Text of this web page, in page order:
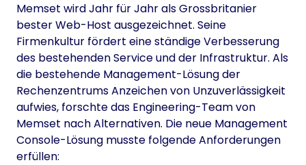
Memset wird Jahr für Jahr als Grossbritanier
bester Web-Host ausgezeichnet. Seine
Firmenkultur fördert eine ständige Verbesserung
des bestehenden Service und der Infrastruktur. Als
die bestehende Management-Lösung der
Rechenzentrums Anzeichen von Unzuverlässigkeit
aufwies, forschte das Engineering-Team von
Memset nach Alternativen. Die neue Management
Console-Lösung musste folgende Anforderungen
erfüllen: